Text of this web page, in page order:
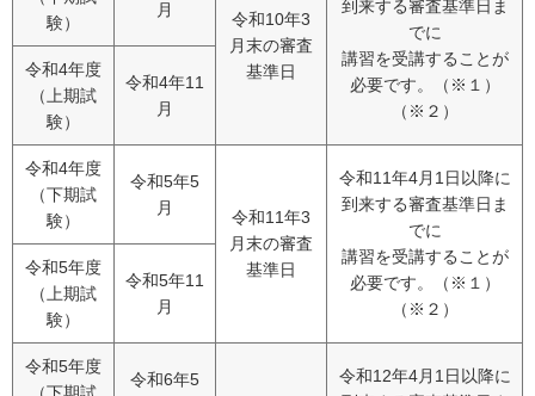
験）
月
令和10年3
月末の審査
基準日
到来する審査基準日ま
でに
講習を受講することが
必要です。（※１）
（※２）
令和4年度
（上期試
験）
令和4年11
月
令和4年度
（下期試
験）
令和5年5
月
令和11年3
月末の審査
基準日
令和11年4月1日以降に
到来する審査基準日ま
でに
講習を受講することが
必要です。（※１）
（※２）
令和5年度
（上期試
験）
令和5年11
月
令和5年度
令和6年5
令和12年4月1日以降に